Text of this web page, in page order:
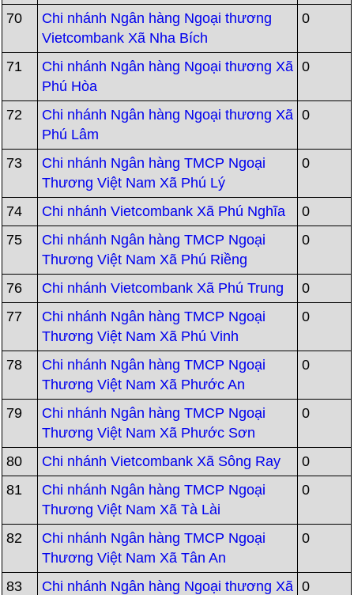
70
Chi nhánh Ngân hàng Ngoại thương
Vietcombank Xã Nha Bích
0
71
Chi nhánh Ngân hàng Ngoại thương Xã
Phú Hòa
0
72
Chi nhánh Ngân hàng Ngoại thương Xã
Phú Lâm
0
73
Chi nhánh Ngân hàng TMCP Ngoại
Thương Việt Nam Xã Phú Lý
0
74 Chi nhánh Vietcombank Xã Phú Nghĩa
0
75
Chi nhánh Ngân hàng TMCP Ngoại
Thương Việt Nam Xã Phú Riềng
0
76 Chi nhánh Vietcombank Xã Phú Trung
0
77
Chi nhánh Ngân hàng TMCP Ngoại
Thương Việt Nam Xã Phú Vinh
0
78
Chi nhánh Ngân hàng TMCP Ngoại
Thương Việt Nam Xã Phước An
0
79
Chi nhánh Ngân hàng TMCP Ngoại
Thương Việt Nam Xã Phước Sơn
0
80 Chi nhánh Vietcombank Xã Sông Ray
0
81
Chi nhánh Ngân hàng TMCP Ngoại
Thương Việt Nam Xã Tà Lài
0
82
Chi nhánh Ngân hàng TMCP Ngoại
Thương Việt Nam Xã Tân An
0
83 Chi nhánh Ngân hàng Ngoại thương Xã 0